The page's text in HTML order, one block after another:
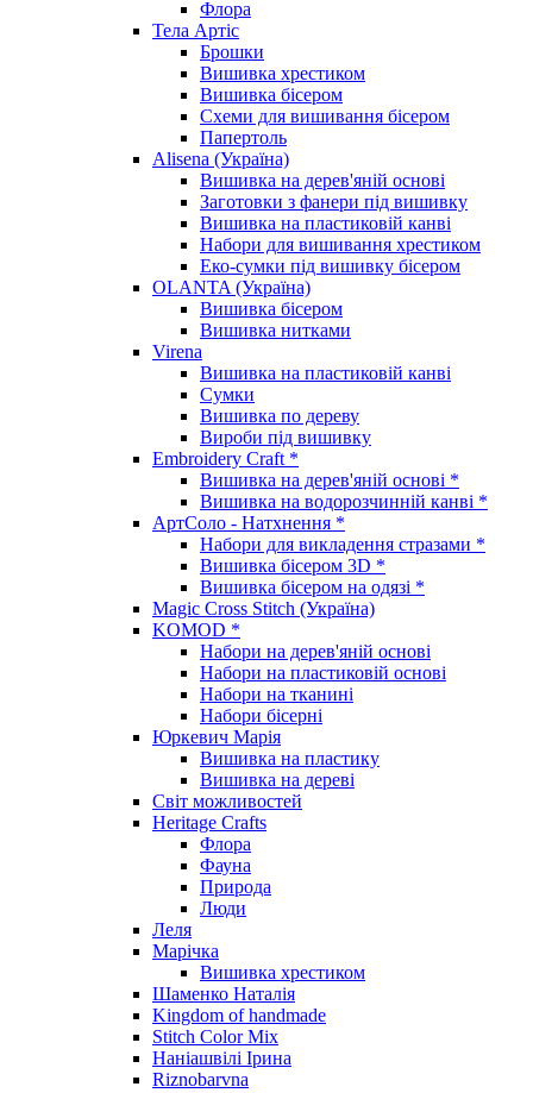
Флора
Тела Артіс
Брошки
Вишивка хрестиком
Вишивка бісером
Схеми для вишивання бісером
Папертоль
Alisena (Україна)
Вишивка на дерев'яній основі
Заготовки з фанери під вишивку
Вишивка на пластиковій канві
Набори для вишивання хрестиком
Еко-сумки під вишивку бісером
OLANTA (Україна)
Вишивка бісером
Вишивка нитками
Virena
Вишивка на пластиковій канві
Сумки
Вишивка по дереву
Вироби під вишивку
Embroidery Craft *
Вишивка на дерев'яній основі *
Вишивка на водорозчинній канві *
АртСоло - Натхнення *
Набори для викладення стразами *
Вишивка бісером 3D *
Вишивка бісером на одязі *
Magic Cross Stitch (Україна)
KOMOD *
Набори на дерев'яній основі
Набори на пластиковій основі
Набори на тканині
Набори бісерні
Юркевич Марія
Вишивка на пластику
Вишивка на дереві
Світ можливостей
Heritage Crafts
Флора
Фауна
Природа
Люди
Леля
Марічка
Вишивка хрестиком
Шаменко Наталія
Kingdom of handmade
Stitch Color Mix
Наніашвілі Ірина
Riznobarvna